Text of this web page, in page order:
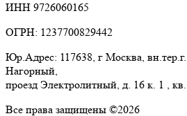
ИНН 9726060165
ОГРН: 1237700829442
Юр.Адрес: 117638, г Москва,
Нагорный,
проезд Электролитный, д. 16 к. 1 ,
Все права защищены ©2026